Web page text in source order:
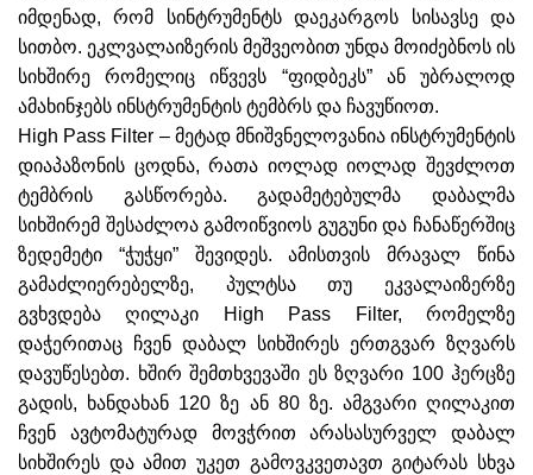
იმდენად, რომ სინტრუმენტს დაეკარგოს სისავსე და
სითბო. ეკლვალაიზერის მეშვეობით უნდა მოიძებნოს ის
სიხშირე რომელიც იწვევს “ფიდბეკს” ან უბრალოდ
ამახინჯებს ინსტრუმენტის ტემბრს და ჩავუწიოთ.
High Pass Filter – მეტად მნიშვნელოვანია ინსტრუმენტის
დიაპაზონის ცოდნა, რათა იოლად იოლად შევძლოთ
ტემბრის გასწორება. გადამეტებულმა დაბალმა
სიხშირემ შესაძლოა გამოიწვიოს გუგუნი და ჩანაწერშიც
ზედემეტი “ჭუჭყი” შევიდეს. ამისთვის მრავალ წინა
გამაძლიერებელზე, პულტსა თუ ეკვალაიზერზე
გვხვდება ღილაკი High Pass Filter, რომელზე
დაჭერითაც ჩვენ დაბალ სიხშირეს ერთგვარ ზღვარს
დავუწესებთ. ხშირ შემთხვევაში ეს ზღვარი 100 ჰერცზე
გადის, ხანდახან 120 ზე ან 80 ზე. ამგვარი ღილაკით
ჩვენ ავტომატურად მოვჭრით არასასურველ დაბალ
სიხშირეს და ამით უკეთ გამოვკვეთავთ გიტარას სხვა